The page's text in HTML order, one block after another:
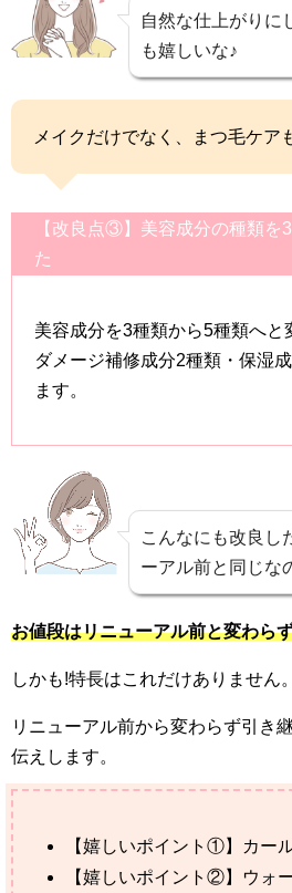
自然な仕上がりに
も嬉しいな♪
メイクだけでなく、まつ毛ケア
【改良点③】美容成分の種類を
た
美容成分を3種類から5種類へと
ダメージ補修成分2種類・保湿
ます。
こんなにも改良し
ーアル前と同じな
お値段はリニューアル前と変わら
しかも!特長はこれだけありません。
リニューアル前から変わらず引き
伝えします。
【嬉しいポイント①】カー
【嬉しいポイント②】ウォ